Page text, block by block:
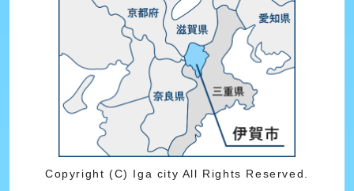
Copyright (C) Iga city All Rights Reserved.